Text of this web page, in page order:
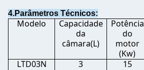
4.Parâmetros Técnicos:
Modelo
Capacidade
da
câmara(L)
Potência
do
motor
(Kw)
LTD03N
3 15